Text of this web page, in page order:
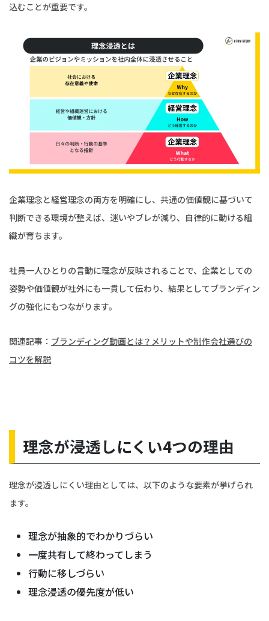
込むことが重要です。
企業理念と経営理念の両方を明確にし、共通の価値観に基づいて
判断できる環境が整えば、迷いやブレが減り、自律的に動ける組
織が育ちます。
社員一人ひとりの言動に理念が反映されることで、企業としての
姿勢や価値観が社外にも一貫して伝わり、結果としてブランディン
グの強化にもつながります。
関連記事： ブランディング動画とは？メリットや制作会社選びの
コツを解説
理念が浸透しにくい4つの理由
理念が浸透しにくい理由としては、以下のような要素が挙げられ
ます。
理念が抽象的でわかりづらい
一度共有して終わってしまう
行動に移しづらい
理念浸透の優先度が低い